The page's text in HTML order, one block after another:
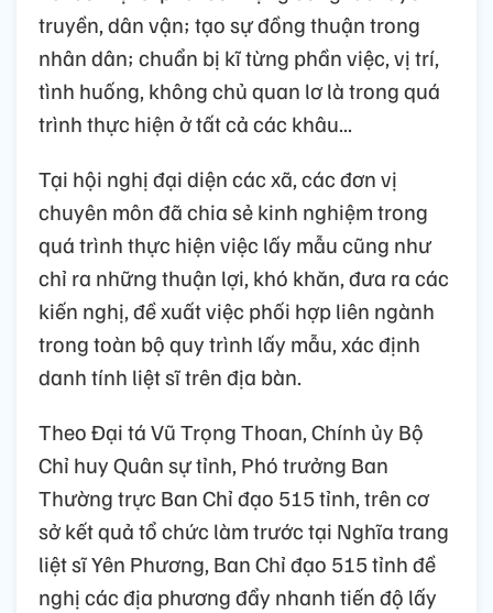
truyền, dân vận; tạo sự đồng thuận trong
nhân dân; chuẩn bị kĩ từng phần việc, vị trí,
tình huống, không chủ quan lơ là trong quá
trình thực hiện ở tất cả các khâu...
Tại hội nghị đại diện các xã, các đơn vị
chuyên môn đã chia sẻ kinh nghiệm trong
quá trình thực hiện việc lấy mẫu cũng như
chỉ ra những thuận lợi, khó khăn, đưa ra các
kiến nghị, đề xuất việc phối hợp liên ngành
trong toàn bộ quy trình lấy mẫu, xác định
danh tính liệt sĩ trên địa bàn.
Theo Đại tá Vũ Trọng Thoan, Chính ủy Bộ
Chỉ huy Quân sự tỉnh, Phó trưởng Ban
Thường trực Ban Chỉ đạo 515 tỉnh, trên cơ
sở kết quả tổ chức làm trước tại Nghĩa trang
liệt sĩ Yên Phương, Ban Chỉ đạo 515 tỉnh đề
nghị các địa phương đẩy nhanh tiến độ lấy